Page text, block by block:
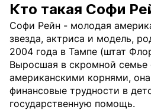
Кто такая Софи
Софи Рейн - молодая
звезда, актриса и модель,
2004 года в Тампе (штат
Выросшая в скромной семье
американскими корнями,
финансовые трудности в
государственную помощь.